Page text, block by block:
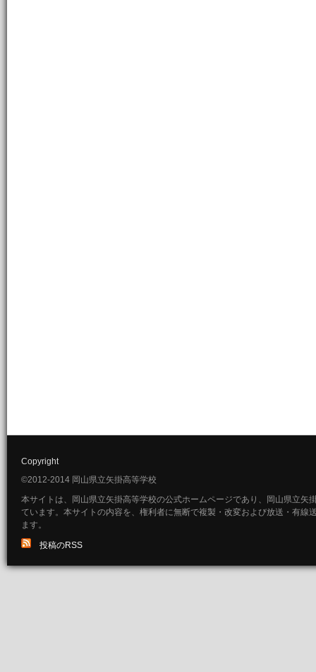
Copyright
©2012-2014 岡山県立矢掛高等学校
本サイトは、岡山県立矢掛高等学校の公式ホームページであり、岡山県立矢
ています。本サイトの内容を、権利者に無断で複製・改変および放送・有線
ます。
投稿のRSS